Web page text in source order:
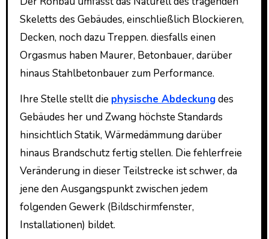
Skeletts des Gebäudes, einschließlich Blockieren,
Decken, noch dazu Treppen. diesfalls einen
Orgasmus haben Maurer, Betonbauer, darüber
hinaus Stahlbetonbauer zum Performance.
Ihre Stelle stellt die physische Abdeckungdes
Gebäudes her und Zwang höchste Standards
hinsichtlich Statik, Wärmedämmung darüber
hinaus Brandschutz fertig stellen. Die fehlerfreie
Veränderung in dieser Teilstrecke ist schwer, da
jene den Ausgangspunkt zwischen jedem
folgenden Gewerk (Bildschirmfenster,
Installationen) bildet.